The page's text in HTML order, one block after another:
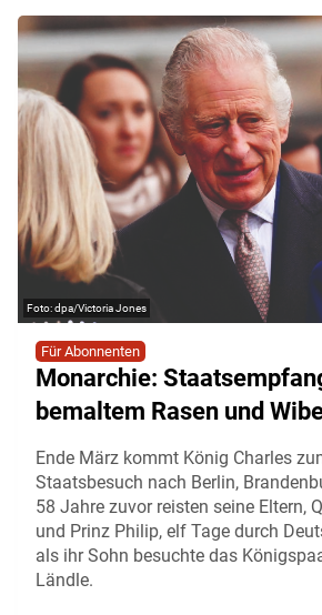
dpa/Victoria Jones
Für Abonnenten
Monarchie:
bemaltem Rasen und
Ende März kommt König Charles
Staatsbesuch nach Berlin,
58 Jahre zuvor reisten seine Eltern,
und Prinz Philip, elf Tage durch
als ihr Sohn besuchte das
Ländle.